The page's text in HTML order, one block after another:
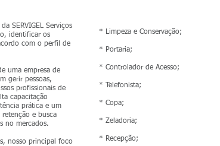
SERVIGEL Serviços
identificar os
com o perfil de
uma empresa de
gerir pessoas,
profissionais de
capacitação
prática e um
e busca
no mercados.
nosso principal foco
* Limpeza e Conservação;
* Portaria;
* Controlador de Acesso;
* Telefonista;
* Copa;
* Zeladoria;
* Recepção;